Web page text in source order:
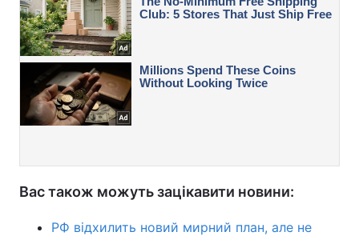
Вас також можуть зацікавити новини:
РФ відхилить новий мирний план, але не